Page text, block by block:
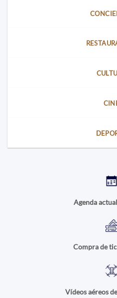
Agenda
Compra de
Vídeos aéreos